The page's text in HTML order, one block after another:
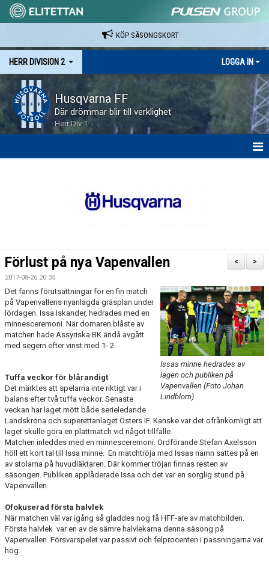
KÖP SÄSONGSKORT
HERR DIVISION 2 LOGGA IN
Husqvarna FF
Där drömmar blir till verklighet
Herr Div 1
MATCHER
>
<
Förlust på nya Vapenvallen
2017-08-26 20:35
Issas minne hedrades av
lagen och publiken på
Vapenvallen (Foto Johan
Lindblom)
Det fanns förutsättningar för en fin match
på Vapenvallens nyanlagda gräsplan under
lördagen. Issa Iskander, hedrades med en
minnesceremoni. När domaren blåste av
matchen hade Assyriska BK ändå avgått
med segern efter vinst med 1- 2
Tuffa veckor för blårandigt
Det märktes att spelarna inte riktigt var i
balans efter två tuffa veckor. Senaste
veckan har laget mött både serieledande
Landskrona och superettanlaget Östers IF. Kanske var det ofrånkomligt att
laget skulle göra en plattmatch vid något tillfälle.
Matchen inleddes med en minnesceremoni. Ordförande Stefan Axelsson
höll ett kort tal till Issa minne. En matchtröja med Issas namn sattes på en
av stolarna på huvudläktaren. Där kommer tröjan finnas resten av
säsongen. Publiken applåderade Issa och det var en sorglig stund på
Vapenvallen.
Ofokuserad första halvlek
När matchen väl var igång så gladdes nog få HFF-are av matchbilden.
Första halvlek var en av de sämre halvlekarna denna säsong på
Vapenvallen. Försvarspelet var passivt och felprocenten i passningarna var
hög.